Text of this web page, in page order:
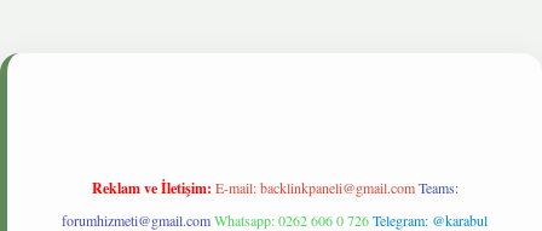
Reklam ve İletişim: E-mail:backlinkpaneli@gmail.com Teams:
forumhizmeti@gmail.comWhatsapp: 0262 606 0 726Telegram: @karabul